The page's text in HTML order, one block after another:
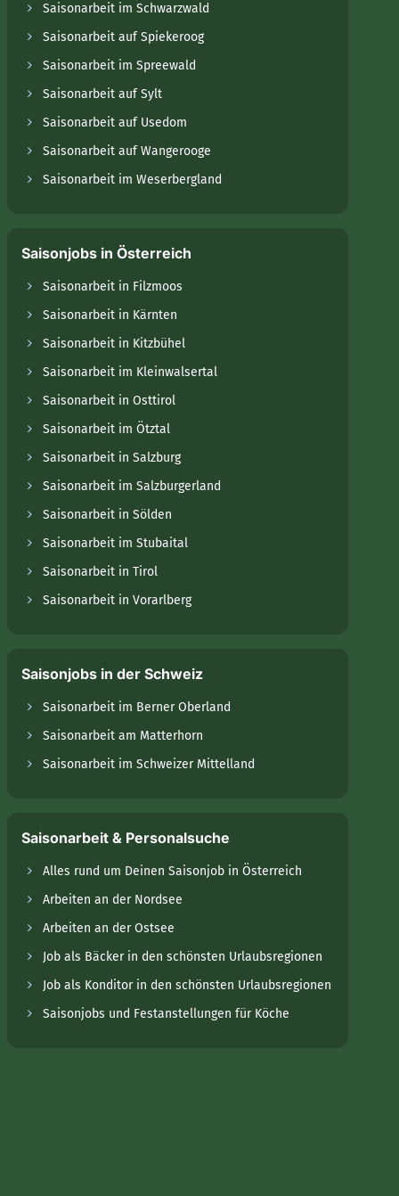
Saisonarbeit im Schwarzwald
Saisonarbeit auf Spiekeroog
Saisonarbeit im Spreewald
Saisonarbeit auf Sylt
Saisonarbeit auf Usedom
Saisonarbeit auf Wangerooge
Saisonarbeit im Weserbergland
Saisonjobs in Österreich
Saisonarbeit in Filzmoos
Saisonarbeit in Kärnten
Saisonarbeit in Kitzbühel
Saisonarbeit im Kleinwalsertal
Saisonarbeit in Osttirol
Saisonarbeit im Ötztal
Saisonarbeit in Salzburg
Saisonarbeit im Salzburgerland
Saisonarbeit in Sölden
Saisonarbeit im Stubaital
Saisonarbeit in Tirol
Saisonarbeit in Vorarlberg
Saisonjobs in der Schweiz
Saisonarbeit im Berner Oberland
Saisonarbeit am Matterhorn
Saisonarbeit im Schweizer Mittelland
Saisonarbeit & Personalsuche
Alles rund um Deinen Saisonjob in Österreich
Arbeiten an der Nordsee
Arbeiten an der Ostsee
Job als Bäcker in den schönsten Urlaubsregionen
Job als Konditor in den schönsten Urlaubsregionen
Saisonjobs und Festanstellungen für Köche